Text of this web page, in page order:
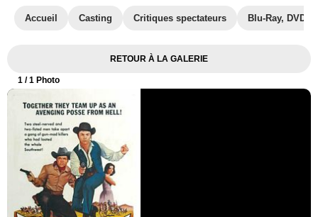
Accueil Casting Critiques spectateurs Blu-Ray, DVD
RETOUR À LA GALERIE
1 / 1 Photo